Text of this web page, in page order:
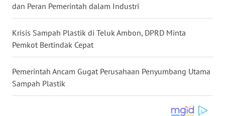
dan Peran Pemerintah dalam Industri
Krisis Sampah Plastik di Teluk Ambon, DPRD Minta
Pemkot Bertindak Cepat
Pemerintah Ancam Gugat Perusahaan Penyumbang Utama
Sampah Plastik
WN
JOGJA
WN